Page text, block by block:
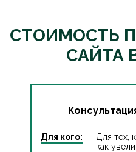
СТОИМОСТЬ
САЙТА
Для кого:
Для тех,
как